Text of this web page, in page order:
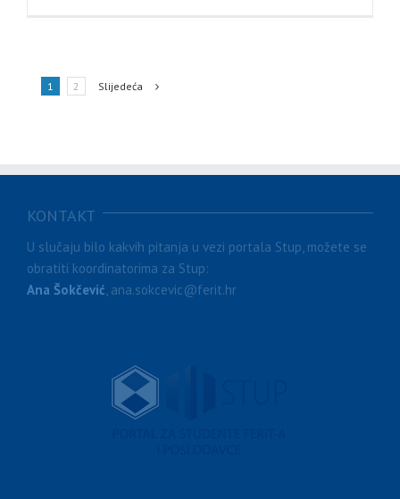
1 2 Slijedeća
KONTAKT
U slučaju bilo kakvih pitanja u vezi portala Stup, možete se
obratiti koordinatorima za Stup:
Ana Šokčević, ana.sokcevic@ferit.hr